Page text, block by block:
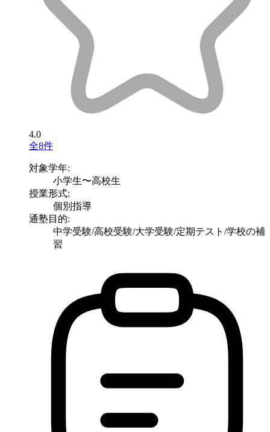
4.0
全8件
対象学年:
小学生〜高校生
授業形式:
個別指導
通塾目的:
中学受験/高校受験/大学受験/定期テスト/学校の補
習